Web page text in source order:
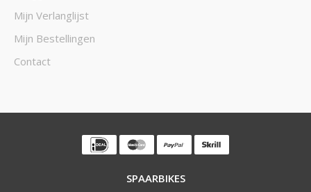
Mijn Verlanglijst
Mijn Bestellingen
Contact
SPAARBIKES